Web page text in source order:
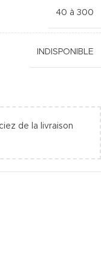
40 à 300
INDISPONIBLE
de la livraison